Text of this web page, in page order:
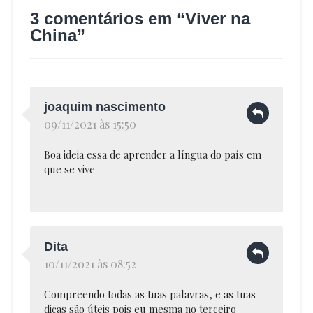
sem
fronteiras
3 comentários em “Viver na
China”
joaquim nascimento
09/11/2021 às 15:50
Boa ideia essa de aprender a língua do país em
que se vive
Dita
10/11/2021 às 08:52
Compreendo todas as tuas palavras, e as tuas
dicas são úteis pois eu mesma no terceiro